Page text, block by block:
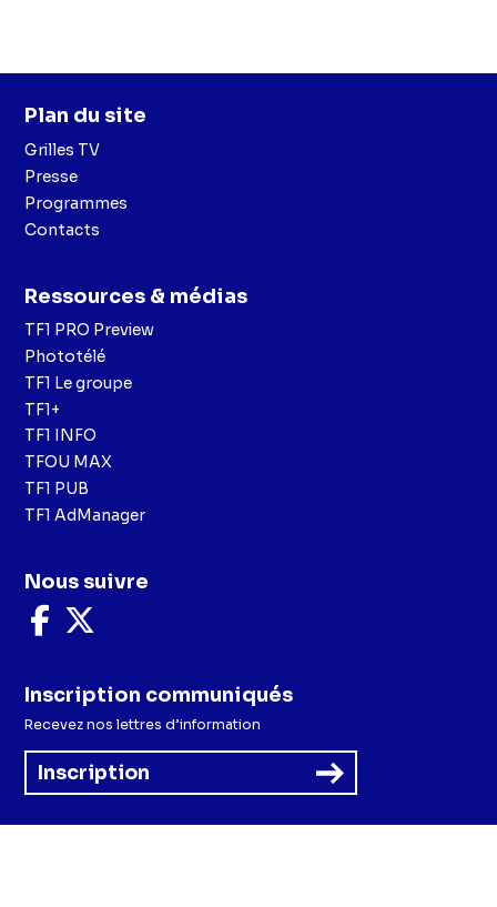
Plan du site
Grilles TV
Presse
Programmes
Contacts
Ressources & médias
TF1 PRO Preview
Phototélé
TF1 Le groupe
TF1+
TF1 INFO
TFOU MAX
TF1 PUB
TF1 AdManager
Nous suivre
Nous
suivre
Facebook
X
Inscription communiqués
Recevez nos lettres d’information
Inscription